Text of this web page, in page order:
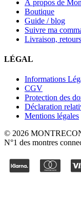
À propos de
Boutique
Guide / blog
Suivre ma
Livraison,
LÉGAL
Informations
CGV
Protection des
Déclaration
Mentions légales
© 2026
N°1 des montres